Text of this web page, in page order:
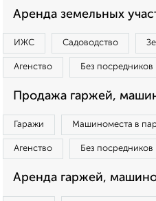
Аренда земельных
ИЖС Садоводство
Агенство Без посредников
Продажа гаржей,
Гаражи Машиноместа в
Агенство Без посредников
Аренда гаржей,